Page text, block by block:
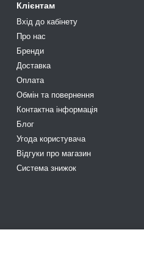
Клієнтам
Вхід до кабінету
Про нас
Бренди
Доставка
Оплата
Обмін та повернення
Контактна інформація
Блог
Угода користувача
Відгуки про магазин
Система знижок